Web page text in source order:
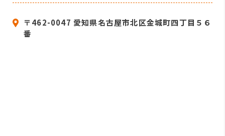
〒462-0047 愛知県名古屋市北区金城町四丁目５６
番